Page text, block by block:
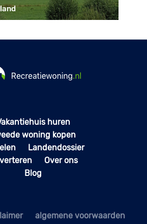
huren
woning kopen
Landendossier
Over ons
Blog
algemene voorwaarden